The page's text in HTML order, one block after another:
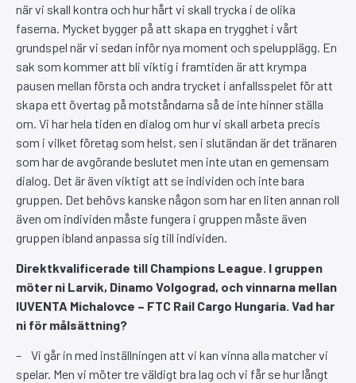
när vi skall kontra och hur hårt vi skall trycka i de olika
faserna. Mycket bygger på att skapa en trygghet i vårt
grundspel när vi sedan inför nya moment och spelupplägg. En
sak som kommer att bli viktig i framtiden är att krympa
pausen mellan första och andra trycket i anfallsspelet för att
skapa ett övertag på motståndarna så de inte hinner ställa
om. Vi har hela tiden en dialog om hur vi skall arbeta precis
som i vilket företag som helst, sen i slutändan är det tränaren
som har de avgörande beslutet men inte utan en gemensam
dialog. Det är även viktigt att se individen och inte bara
gruppen. Det behövs kanske någon som har en liten annan roll
även om individen måste fungera i gruppen måste även
gruppen ibland anpassa sig till individen.
Direktkvalificerade till Champions League. I gruppen
möter ni Larvik, Dinamo Volgograd, och vinnarna mellan
IUVENTA Michalovce – FTC Rail Cargo Hungaria. Vad har
ni för målsättning?
– Vi går in med inställningen att vi kan vinna alla matcher vi
spelar. Men vi möter tre väldigt bra lag och vi får se hur långt